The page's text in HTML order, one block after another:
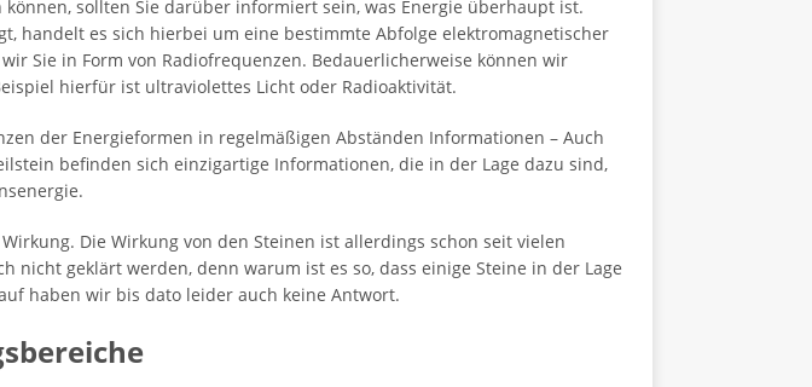
sollten Sie darüber informiert sein, was Energie überhaupt ist.
handelt es sich hierbei um eine bestimmte Abfolge elektromagnetischer
Sie in Form von Radiofrequenzen. Bedauerlicherweise können wir
hierfür ist ultraviolettes Licht oder Radioaktivität.
der Energieformen in regelmäßigen Abständen Informationen – Auch
befinden sich einzigartige Informationen, die in der Lage dazu sind,
Die Wirkung von den Steinen ist allerdings schon seit vielen
geklärt werden, denn warum ist es so, dass einige Steine in der Lage
haben wir bis dato leider auch keine Antwort.